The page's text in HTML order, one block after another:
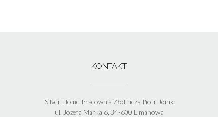
KONTAKT
Silver Home Pracownia Złotnicza Piotr Jonik
ul. Józefa Marka 6, 34-600 Limanowa